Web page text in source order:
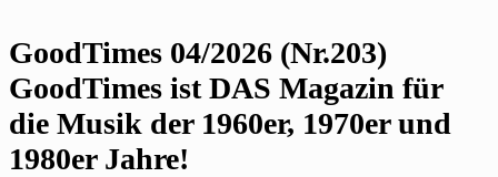
GoodTimes 04/2026 (Nr.203)
GoodTimes ist DAS Magazin für
die Musik der 1960er, 1970er und
1980er Jahre!